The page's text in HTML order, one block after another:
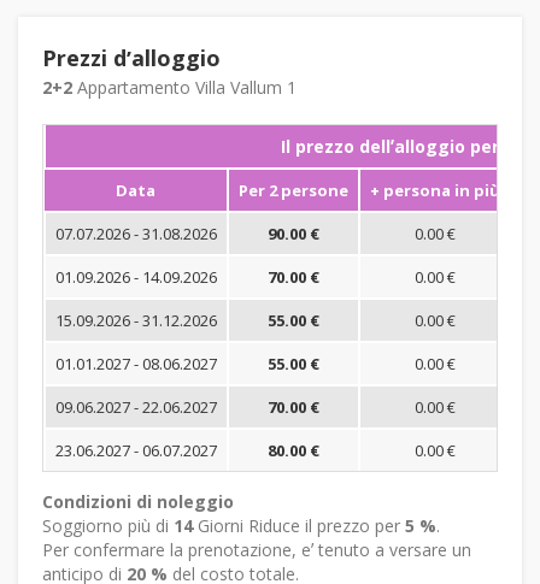
Prezzi dʼalloggio
2+2 Appartamento Villa Vallum 1
Il prezzo dellʼalloggio per
Data Per 2 persone + persona in più
07.07.2026 - 31.08.2026
90.00 €
0.00 €
01.09.2026 - 14.09.2026
70.00 €
0.00 €
15.09.2026 - 31.12.2026
55.00 €
0.00 €
01.01.2027 - 08.06.2027
55.00 €
0.00 €
09.06.2027 - 22.06.2027
70.00 €
0.00 €
23.06.2027 - 06.07.2027
80.00 € 0.00 €
Condizioni di noleggio
Soggiorno più di 14Giorni Riduce il prezzo per 5 %.
Per confermare la prenotazione, eʼ tenuto a versare un
anticipo di 20 % del costo totale.